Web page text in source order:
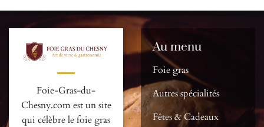
Foie-Gras-du-
Chesny.com est un site
qui célèbre le foie gras
Au menu
Foie gras
Autres spécialités
Fêtes & Cadeaux